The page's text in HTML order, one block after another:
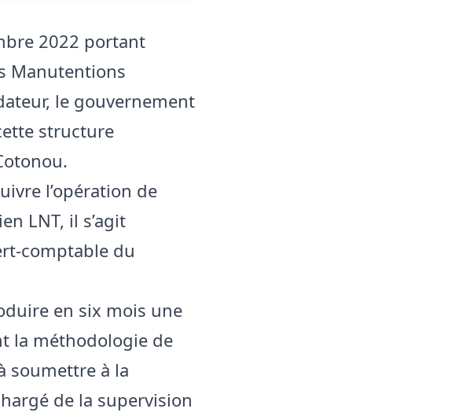
2022 portant
Manutentions
le gouvernement
structure
l’opération de
LNT, il s’agit
comptable du
en six mois une
la méthodologie de
soumettre à la
de la supervision